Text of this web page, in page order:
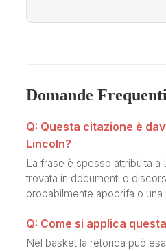
Domande
Q: Questa citazione è
Lincoln?
La frase è spesso attribuita a
trovata in documenti o
probabilmente apocrifa o una
Q: Come si applica
Nel basket la retorica può